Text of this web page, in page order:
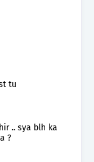
tu
.. sya blh ka
?